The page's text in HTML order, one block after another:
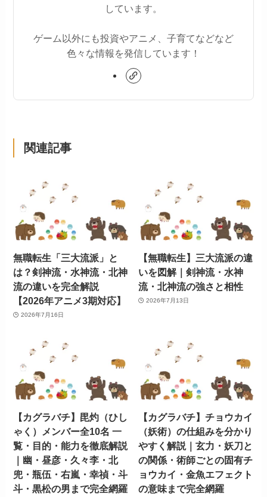
しています。
ゲーム以外にも投資やアニメ、子育てなどなど
色々な情報を発信しています！
関連記事
無職転生「三大流派」と
は？剣神流・水神流・北神
流の違いを完全解説
【2026年アニメ3期対応】
2026年7月16日
【無職転生】三大流派の違
いを図解｜剣神流・水神
流・北神流の強さと相性
2026年7月13日
【カグラバチ】毘灼（ひし
ゃく）メンバー全10名 一
覧・目的・能力を徹底解説
｜幽・昼彦・久々李・北
兜・瓶伍・右嵐・幸禎・斗
斗・黒松の男まで完全網羅
【カグラバチ】チョウカイ
（妖術）の仕組みを分かり
やすく解説｜玄力・妖刀と
の関係・術師ごとの固有チ
ョウカイ・金魚エフェクト
の意味まで完全網羅